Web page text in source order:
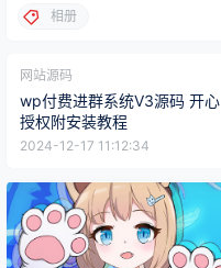
相册
网站源码
wp付费进群系统V3源码 开心
授权附安装教程
2024-12-17 11:12:34